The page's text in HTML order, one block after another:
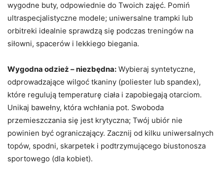
wygodne buty, odpowiednie do Twoich zajęć. Pomiń
ultraspecjalistyczne modele; uniwersalne trampki lub
orbitreki idealnie sprawdzą się podczas treningów na
siłowni, spacerów i lekkiego biegania.
Wygodna odzież – niezbędna: Wybieraj syntetyczne,
odprowadzające wilgoć tkaniny (poliester lub spandex),
które regulują temperaturę ciała i zapobiegają otarciom.
Unikaj bawełny, która wchłania pot. Swoboda
przemieszczania się jest krytyczna; Twój ubiór nie
powinien być ograniczający. Zacznij od kilku uniwersalnych
topów, spodni, skarpetek i podtrzymującego biustonosza
sportowego (dla kobiet).